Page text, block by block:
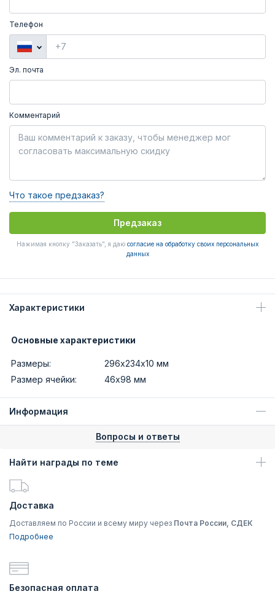
Телефон
Эл. почта
Комментарий
Что такое предзаказ?
Предзаказ
Нажимая кнопку "Заказать", я даю согласие на обработку своих персональных
данных
Характеристики
Основные характеристики
Размеры:
296х234х10 мм
Размер ячейки:
46х98 мм
Информация
Вопросы и ответы
Найти награды по теме
Доставка
Доставляем по России и всему миру через Почта России, СДЕК
Подробнее
Безопасная оплата